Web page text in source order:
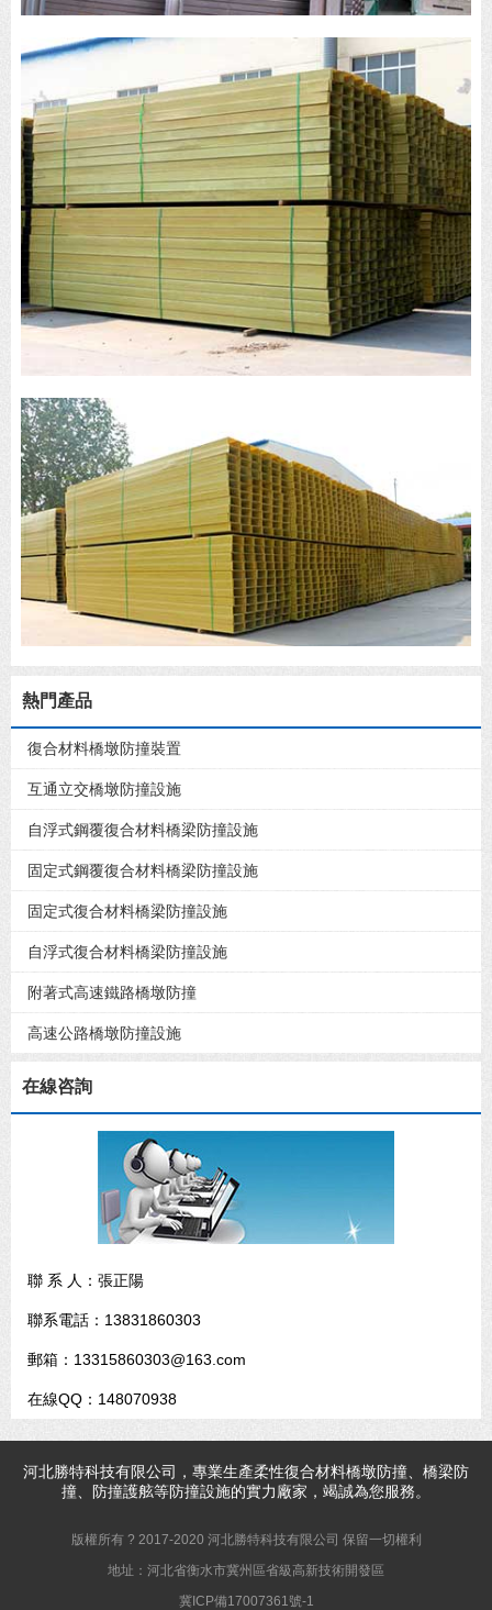
熱門產品
復合材料橋墩防撞裝置
互通立交橋墩防撞設施
自浮式鋼覆復合材料橋梁防撞設施
固定式鋼覆復合材料橋梁防撞設施
固定式復合材料橋梁防撞設施
自浮式復合材料橋梁防撞設施
附著式高速鐵路橋墩防撞
高速公路橋墩防撞設施
在線咨詢
聯 系 人：張正陽
聯系電話：13831860303
郵箱：13315860303@163.com
在線QQ：148070938
河北勝特科技有限公司，專業生產柔性復合材料橋墩防撞、橋梁防
撞、防撞護舷等防撞設施的實力廠家，竭誠為您服務。
版權所有 ? 2017-2020 河北勝特科技有限公司 保留一切權利
地址：河北省衡水市冀州區省級高新技術開發區
冀ICP備17007361號-1